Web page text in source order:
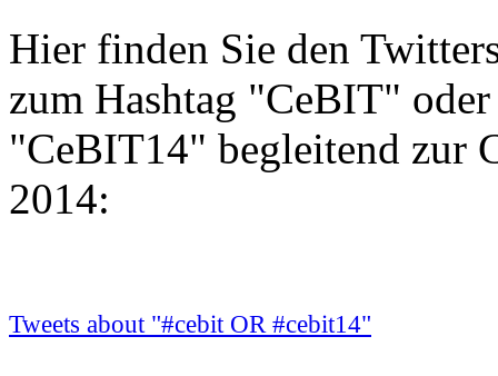
Hier finden Sie den
zum Hashtag "CeBIT" oder
"CeBIT14" begleitend zur
2014:
Tweets about "#cebit OR #cebit14"